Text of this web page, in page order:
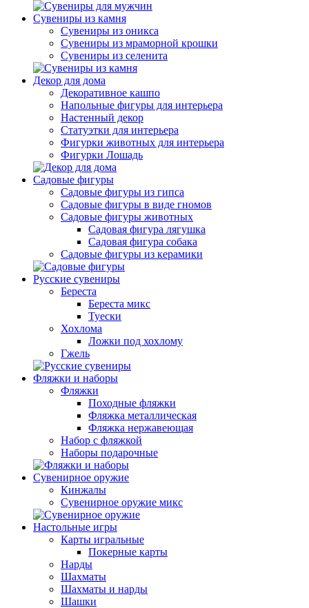
Сувениры из камня
Сувениры из оникса
Сувениры из мраморной крошки
Сувениры из селенита
Декор для дома
Декоративное кашпо
Напольные фигуры для интерьера
Настенный декор
Статуэтки для интерьера
Фигурки животных для интерьера
Фигурки Лошадь
Садовые фигуры
Садовые фигуры из гипса
Садовые фигуры в виде гномов
Садовые фигуры животных
Садовая фигура лягушка
Садовая фигура собака
Садовые фигуры из керамики
Русские сувениры
Береста
Береста микс
Туески
Хохлома
Ложки под хохлому
Гжель
Фляжки и наборы
Фляжки
Походные фляжки
Фляжка металлическая
Фляжка нержавеющая
Набор с фляжкой
Наборы подарочные
Сувенирное оружие
Кинжалы
Сувенирное оружие микс
Настольные игры
Карты игральные
Покерные карты
Нарды
Шахматы
Шахматы и нарды
Шашки